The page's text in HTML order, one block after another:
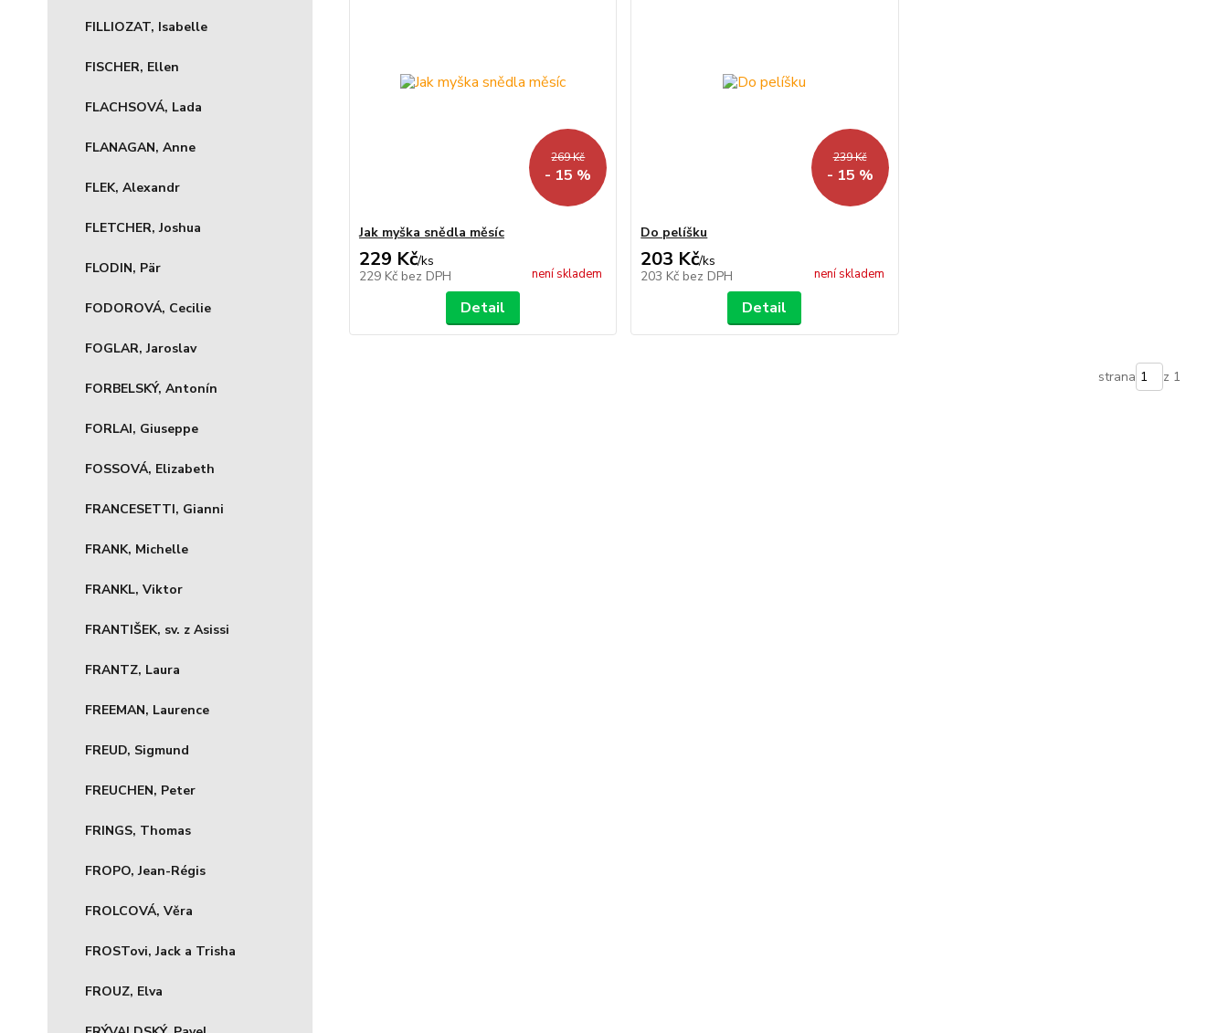
FILLIOZAT, Isabelle
FISCHER, Ellen
FLACHSOVÁ, Lada
FLANAGAN, Anne
FLEK, Alexandr
FLETCHER, Joshua
FLODIN, Pär
FODOROVÁ, Cecilie
FOGLAR, Jaroslav
FORBELSKÝ, Antonín
FORLAI, Giuseppe
FOSSOVÁ, Elizabeth
FRANCESETTI, Gianni
FRANK, Michelle
FRANKL, Viktor
FRANTIŠEK, sv. z Asissi
FRANTZ, Laura
FREEMAN, Laurence
FREUD, Sigmund
FREUCHEN, Peter
FRINGS, Thomas
FROPO, Jean-Régis
FROLCOVÁ, Věra
FROSTovi, Jack a Trisha
FROUZ, Elva
269 Kč
- 15 %
Jak myška snědla měsíc
229 Kč/ks
229 Kč bez DPH není skladem
Detail
239 Kč
- 15 %
Do pelíšku
203 Kč/ks
203 Kč bez DPH není skladem
Detail
strana z 1